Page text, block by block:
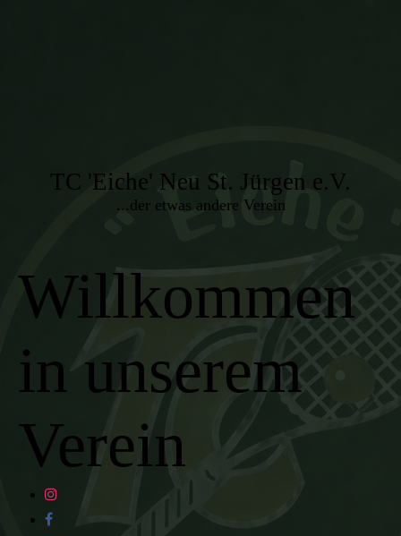
TC 'Eiche' Neu St. Jürgen e.V.
...der etwas andere Verein
Willkommen
in unserem
Verein